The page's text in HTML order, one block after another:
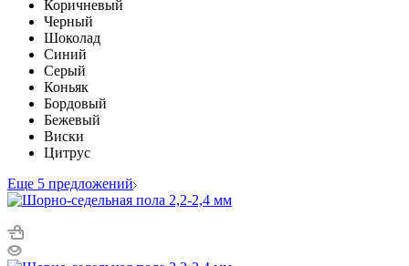
Коричневый
Черный
Шоколад
Синий
Серый
Коньяк
Бордовый
Бежевый
Виски
Цитрус
Еще 5 предложений